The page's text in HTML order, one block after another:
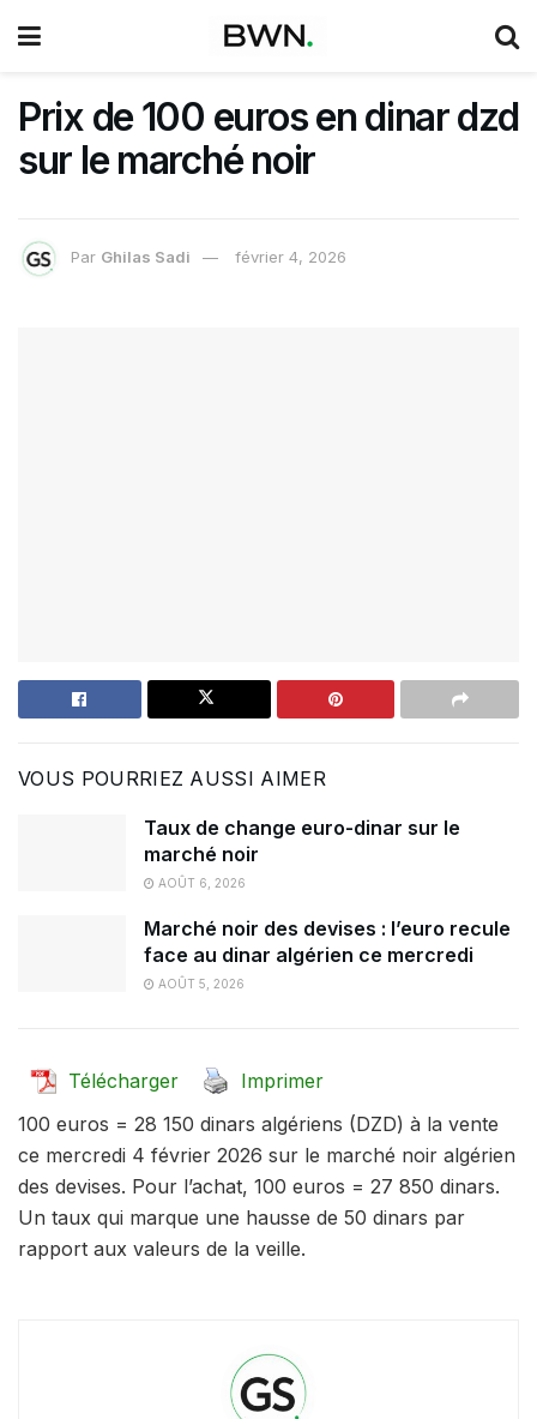
Prix de 100 euros en dinar dzd
sur le marché noir
Par Ghilas Sadi février 4, 2026
VOUS POURRIEZ AUSSI AIMER
Taux de change euro-dinar sur le
marché noir
AOÛT 6, 2026
Marché noir des devises : l’euro recule
face au dinar algérien ce mercredi
AOÛT 5, 2026
Télécharger
Imprimer
100 euros = 28 150 dinars algériens (DZD) à la vente
ce mercredi 4 février 2026 sur le marché noir algérien
des devises. Pour l’achat, 100 euros = 27 850 dinars.
Un taux qui marque une hausse de 50 dinars par
rapport aux valeurs de la veille.